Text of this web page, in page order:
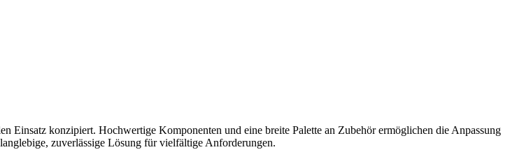
Einsatz konzipiert. Hochwertige Komponenten und eine breite Palette an Zubehör ermöglichen die Anpassung
zuverlässige Lösung für vielfältige Anforderungen.